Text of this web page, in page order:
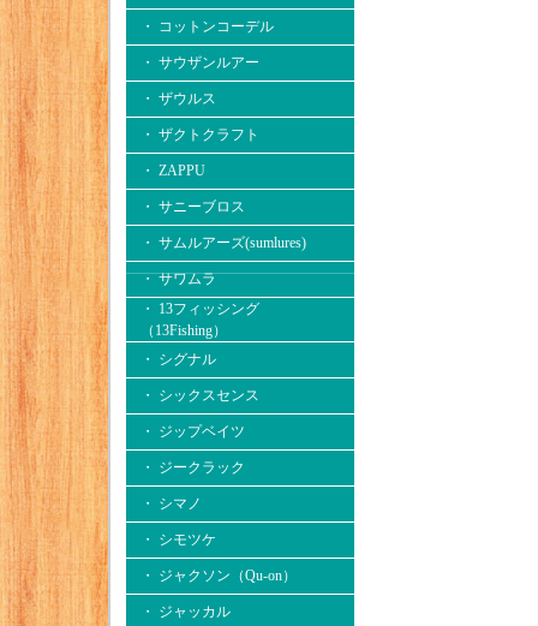
・ コットンコーデル
・ サウザンルアー
・ ザウルス
・ ザクトクラフト
・ ZAPPU
・ サニーブロス
・ サムルアーズ(sumlures)
・ サワムラ
・ 13フィッシング
（13Fishing）
・ シグナル
・ シックスセンス
・ ジップベイツ
・ ジークラック
・ シマノ
・ シモツケ
・ ジャクソン（Qu-on）
・ ジャッカル